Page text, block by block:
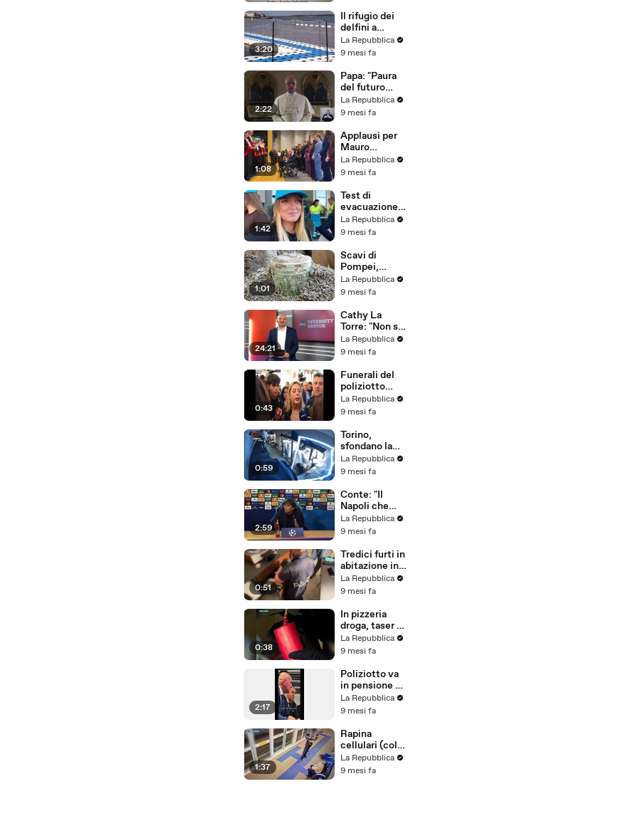
(21.07.26)
3:20
Il rifugio dei
delfini a
Taranto: un
centro per gli
liberati da
acquari e
parchi
La Repubblica
9 mesi fa
2:22
Papa: "Paura
del futuro
rende i
giovani fragili,
disagio per
combattere le
dipendenze"
La Repubblica
9 mesi fa
1:08
Applausi per
Mauro
Glorioso:
colpito dalla
e
tetraplegico,
si è laureato in
Medicina
La Repubblica
9 mesi fa
1:42
Test di
evacuazione
ai Campi
Flegrei, le
"Importante,
così non si fa
casino"
La Repubblica
9 mesi fa
1:01
Scavi di
Pompei,
prezioso
contenitore
ambiente
street food
del
Termopolium
Regio V
La Repubblica
9 mesi fa
24:21
Cathy La
Torre: "Non si
può più dire
niente?
tutto, se
impariamo a
farlo meglio"
La Repubblica
9 mesi fa
0:43
Funerali del
poliziotto
ucciso a
Napoli, la
ha sbagliato
pagherà"
La Repubblica
9 mesi fa
0:59
Torino,
sfondano la
vetrina e
rubano
20mila euro.
Un ladro
sbatte contro
uno specchio
La Repubblica
9 mesi fa
2:59
Conte: "Il
Napoli che
lotta per le
prime
fastidio e
forse fa anche
paura"
La Repubblica
9 mesi fa
0:51
Tredici furti in
abitazione in
due mesi tra
Varese, Como
presi i due
ladri
La Repubblica
9 mesi fa
0:38
In pizzeria
droga, taser e
un chilo e
mezzo di
arrestato il
titolare a
Cormano
La Repubblica
9 mesi fa
2:17
Poliziotto va
in pensione e
saluta i
colleghi via
Dall'auto
risponde la
figlia: "Fiera di
te"
La Repubblica
9 mesi fa
1:37
Rapina
cellulari (col
codice di
sblocco) in
La Repubblica
9 mesi fa